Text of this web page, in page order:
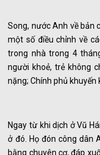
Song, nước Anh về bản
một số điều chỉnh về
trong nhà trong 4
người khoẻ, trẻ không
nặng; Chính phủ khuyến
Ngay từ khi dịch ở Vũ
ở đó. Họ đón công dân
bằng chuyên cơ, đáp